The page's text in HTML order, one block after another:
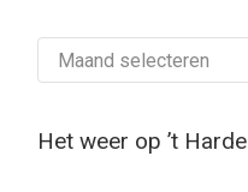
Het weer op ’t Harde